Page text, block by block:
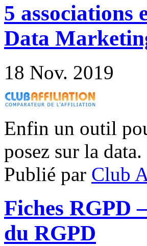
5 associations
Data
18 Nov. 2019
Enfin un outil
posez sur la data.
Publié par Club
Fiches RGPD
du RGPD